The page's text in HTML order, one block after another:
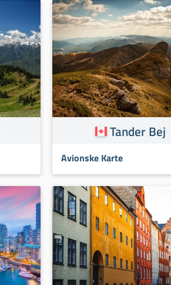
Tander Bej
Avionske Karte